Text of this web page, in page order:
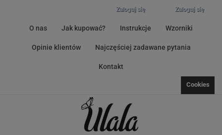
Zaloguj się
Zaloguj się
O nas Jak kupować? Instrukcje Wzorniki
Opinie klientów Najczęściej zadawane pytania
Kontakt
Cookies